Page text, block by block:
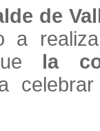
de
a
la